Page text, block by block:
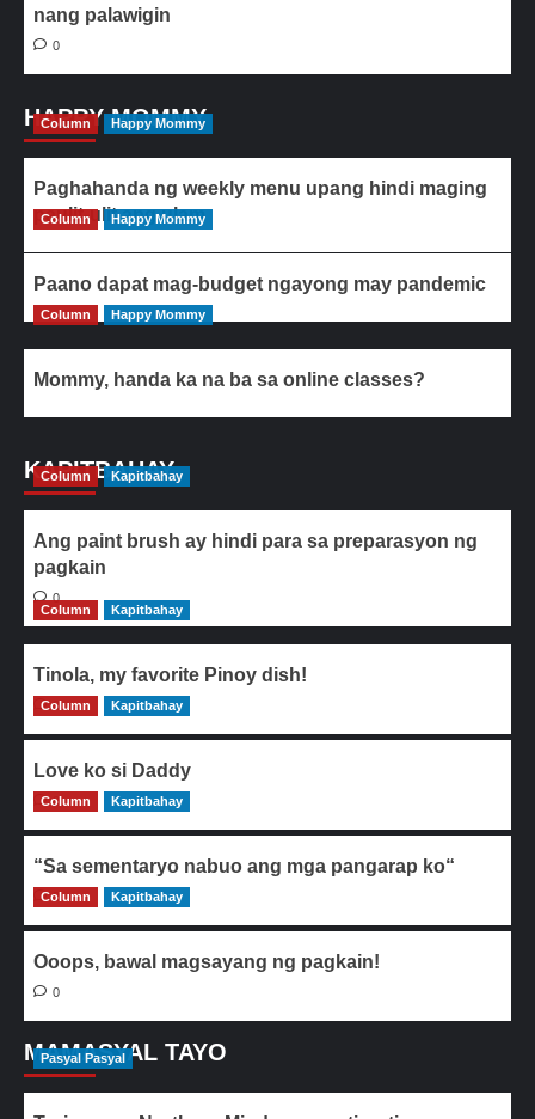
nang palawigin
0
HAPPY MOMMY
Column Happy Mommy
Paghahanda ng weekly menu upang hindi maging
paulit-ulit ang ulam
Column Happy Mommy
Paano dapat mag-budget ngayong may pandemic
Column Happy Mommy
Mommy, handa ka na ba sa online classes?
KAPITBAHAY
Column Kapitbahay
Ang paint brush ay hindi para sa preparasyon ng
pagkain
0
Column
Kapitbahay
Tinola, my favorite Pinoy dish!
0
Column Kapitbahay
Love ko si Daddy
0
Column Kapitbahay
“Sa sementaryo nabuo ang mga pangarap ko“
0
Column Kapitbahay
Ooops, bawal magsayang ng pagkain!
0
MAMASYAL TAYO
Pasyal Pasyal